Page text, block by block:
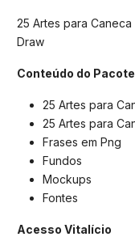
25 Artes para
Draw
Conteúdo do
25 Artes para
25 Artes para
Frases em Png
Fundos
Mockups
Fontes
Acesso Vitalício